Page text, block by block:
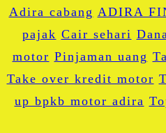
Adira cabang ADIRA
pajak Cair sehari
motor Pinjaman uang
Take over kredit motor
up bpkb motor adira